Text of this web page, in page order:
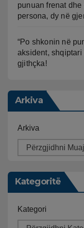
punuan frenat
persona, dy në
“Po shkonin në
aksident, shqiptari
gjithçka!
Arkiva
Arkiva
Kategoritë
Kategori